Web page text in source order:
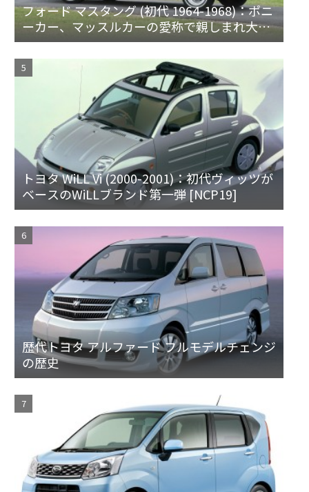
フォード マスタング (初代 1964-1968)：ポニ
ーカー、マッスルカーの愛称で親しまれ大ヒ
ット
トヨタ WiLL Vi (2000-2001)：初代ヴィッツが
ベースのWiLLブランド第一弾 [NCP19]
歴代トヨタ アルファード フルモデルチェンジ
の歴史